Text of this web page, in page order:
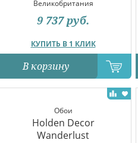
Великобритания
КУПИТЬ В 1 КЛИК
9 737 руб.
В корзину
Обои
Holden Decor
Wanderlust